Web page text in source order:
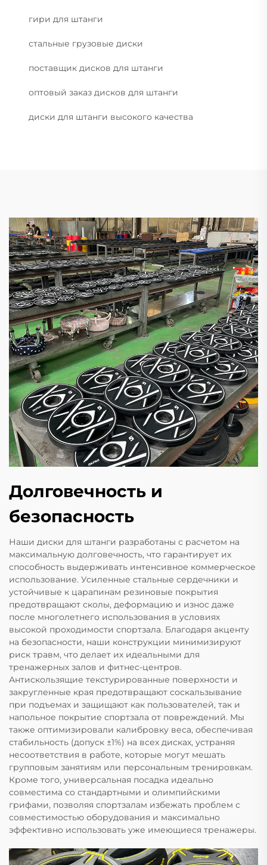
гири для штанги
стальные грузовые диски
поставщик дисков для штанги
оптовый заказ дисков для штанги
диски для штанги высокого качества
Долговечность и
безопасность
Наши диски для штанги разработаны с расчетом на
максимальную долговечность, что гарантирует их
способность выдерживать интенсивное коммерческое
использование. Усиленные стальные сердечники и
устойчивые к царапинам резиновые покрытия
предотвращают сколы, деформацию и износ даже
после многолетнего использования в условиях
высокой проходимости спортзала. Благодаря акценту
на безопасности, наши конструкции минимизируют
риск травм, что делает их идеальными для
тренажерных залов и фитнес-центров.
Антискользящие текстурированные поверхности и
закругленные края предотвращают соскальзывание
при подъемах и защищают как пользователей, так и
напольное покрытие спортзала от повреждений. Мы
также оптимизировали калибровку веса, обеспечивая
стабильность (допуск ±1%) на всех дисках, устраняя
несоответствия в работе, которые могут мешать
групповым занятиям или персональным тренировкам.
Кроме того, универсальная посадка идеально
совместима со стандартными и олимпийскими
грифами, позволяя спортзалам избежать проблем с
совместимостью оборудования и максимально
эффективно использовать уже имеющиеся тренажеры.